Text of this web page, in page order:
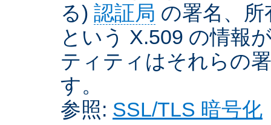
る) 認証局 の署名、
という X.509 の情報
ティティはそれらの
す。
参照: SSL/TLS 暗号化